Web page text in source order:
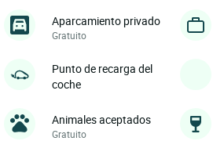
Aparcamiento privado
Gratuito
Punto de recarga del
coche
Animales aceptados
Gratuito